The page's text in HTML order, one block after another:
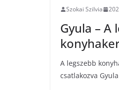
Szokai Szilvia
Gyula – A
A legszebb
csatlakozva